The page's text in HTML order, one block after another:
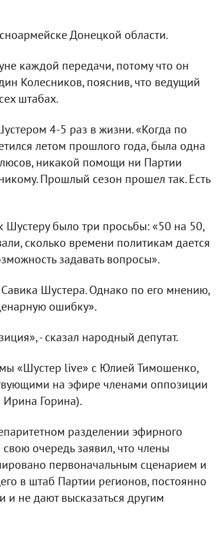
Донецкой области.
каждой передачи, потому что он
Колесников, пояснив, что ведущий
штабах.
4-5 раз в жизни. «Когда по
летом прошлого года, была одна
никакой помощи ни Партии
Прошлый сезон прошел так. Есть
Шустеру было три просьбы: «50 на 50,
сколько времени политикам дается
задавать вопросы».
Шустера. Однако по его мнению,
ошибку».
- сказал народный депутат.
«Шустер live» с Юлией Тимошенко,
на эфире членами оппозиции
Горина).
разделении эфирного
очередь заявил, что члены
первоначальным сценарием и
в штаб Партии регионов, постоянно
и не дают высказаться другим